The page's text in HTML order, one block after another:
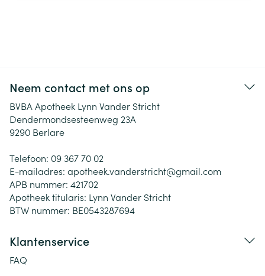
Neem contact met ons op
BVBA Apotheek Lynn Vander Stricht
Dendermondsesteenweg 23A
9290 Berlare
Telefoon: 09 367 70 02
E-mailadres: apotheek.vanderstricht@gmail.com
APB nummer: 421702
Apotheek titularis: Lynn Vander Stricht
BTW nummer: BE0543287694
Klantenservice
FAQ